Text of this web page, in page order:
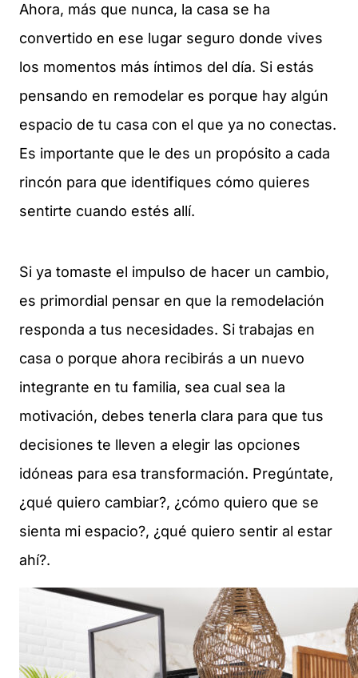
Ahora, más que nunca, la casa se ha
convertido en ese lugar seguro donde vives
los momentos más íntimos del día. Si estás
pensando en remodelar es porque hay algún
espacio de tu casa con el que ya no conectas.
Es importante que le des un propósito a cada
rincón para que identifiques cómo quieres
sentirte cuando estés allí.
Si ya tomaste el impulso de hacer un cambio,
es primordial pensar en que la remodelación
responda a tus necesidades. Si trabajas en
casa o porque ahora recibirás a un nuevo
integrante en tu familia, sea cual sea la
motivación, debes tenerla clara para que tus
decisiones te lleven a elegir las opciones
idóneas para esa transformación. Pregúntate,
¿qué quiero cambiar?, ¿cómo quiero que se
sienta mi espacio?, ¿qué quiero sentir al estar
ahí?.